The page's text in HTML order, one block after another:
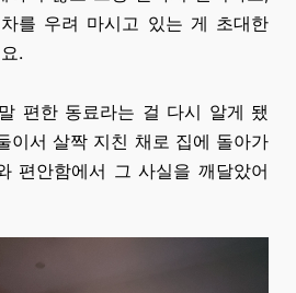
를 우려 마시고 있는 게 초대한
.
편한 동료라는 걸 다시 알게 됐
이서 살짝 지친 채로 집에 돌아가
편안함에서 그 사실을 깨달았어